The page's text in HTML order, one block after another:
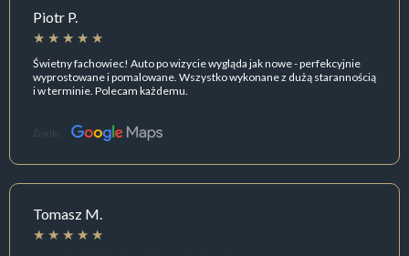
Piotr P.
Świetny fachowiec! Auto po wizycie wygląda jak nowe - perfekcyjnie
wyprostowane i pomalowane. Wszystko wykonane z dużą starannością
i w terminie. Polecam każdemu.
Źródło:
Tomasz M.